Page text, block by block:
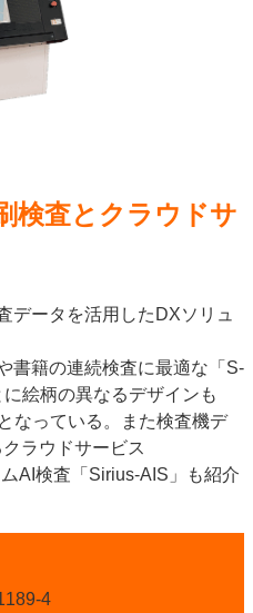
検査とクラウドサ
データを活用したDXソリュ
書籍の連続検査に最適な「S-
絵柄の異なるデザインも
なっている。また検査機デ
ラウドサービス
AI検査「Sirius-AIS」も紹介
4